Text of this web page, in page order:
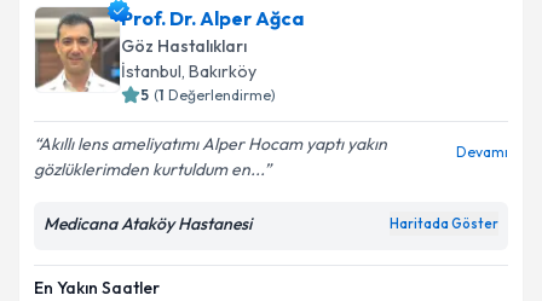
E-posta Adresiniz
Kişisel verilerimin işlenmesine ilişkin Aydınlatma
Metni'ni okudum ve kişisel verilerimin belirtilen
Takvim Talebini Gönder
Prof. Dr. Alper Ağca
Göz Hastalıkları
İstanbul, Bakırköy
5 (1 Değerlendirme)
Akıllı lens ameliyatımı Alper Hocam yaptı yakın
gözlüklerimden kurtuldum en...
Devamı
Medicana Ataköy Hastanesi Haritada Göster
En Yakın Saatler